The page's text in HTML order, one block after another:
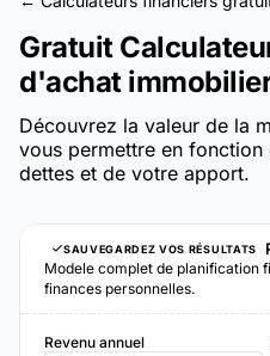
Gratuit
d'achat
Découvrez la valeur de la
vous permettre en
dettes et de votre apport.
SAUVEGARDEZ VOS RÉSULTATS
Modele complet de planification
finances personnelles.
Revenu annuel